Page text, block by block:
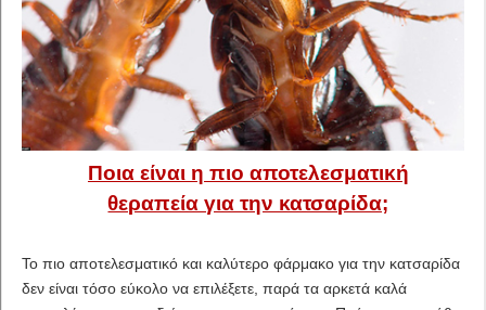
Ποια είναι η πιο αποτελεσματική
θεραπεία για την κατσαρίδα;
Το πιο αποτελεσματικό και καλύτερο φάρμακο για την κατσαρίδα
δεν είναι τόσο εύκολο να επιλέξετε, παρά τα αρκετά καλά